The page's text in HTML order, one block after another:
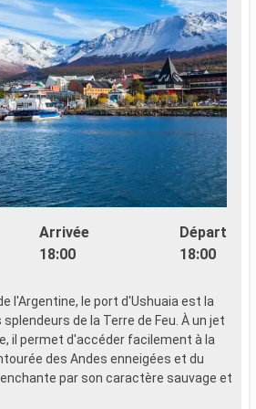
Arrivée
18:00
Départ
18:00
l'Argentine, le port d'Ushuaia est la
de la Terre de Feu. À un jet
il permet d'accéder facilement à la
des Andes enneigées et du
par son caractère sauvage et